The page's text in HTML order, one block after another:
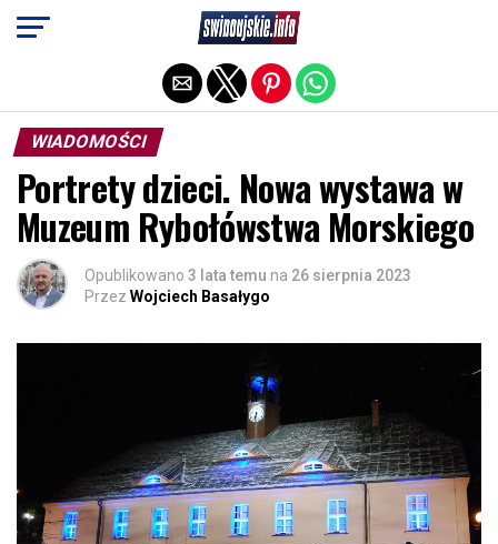
WIADOMOŚCI
Portrety dzieci. Nowa wystawa w
Muzeum Rybołówstwa Morskiego
Opublikowano 3 lata temu na 26 sierpnia 2023
Przez Wojciech Basałygo
Exit mobile version